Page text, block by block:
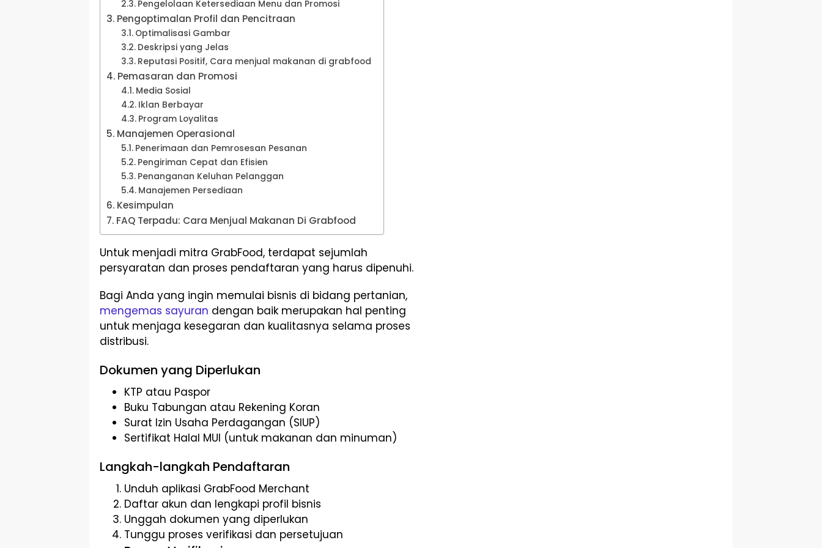
Pengelolaan Ketersediaan Menu dan Promosi
Pengoptimalan Profil dan Pencitraan
Optimalisasi Gambar
Deskripsi yang Jelas
Reputasi Positif, Cara menjual makanan di grabfood
Pemasaran dan Promosi
Media Sosial
Iklan Berbayar
Program Loyalitas
Manajemen Operasional
Penerimaan dan Pemrosesan Pesanan
Pengiriman Cepat dan Efisien
Penanganan Keluhan Pelanggan
Manajemen Persediaan
Kesimpulan
FAQ Terpadu: Cara Menjual Makanan Di Grabfood
Untuk menjadi mitra GrabFood, terdapat sejumlah
persyaratan dan proses pendaftaran yang harus dipenuhi.
Bagi Anda yang ingin memulai bisnis di bidang pertanian,
mengemas sayuran dengan baik merupakan hal penting
untuk menjaga kesegaran dan kualitasnya selama proses
distribusi.
Dokumen yang Diperlukan
KTP atau Paspor
Buku Tabungan atau Rekening Koran
Surat Izin Usaha Perdagangan (SIUP)
Sertifikat Halal MUI (untuk makanan dan minuman)
Langkah-langkah Pendaftaran
Unduh aplikasi GrabFood Merchant
Daftar akun dan lengkapi profil bisnis
Unggah dokumen yang diperlukan
Tunggu proses verifikasi dan persetujuan